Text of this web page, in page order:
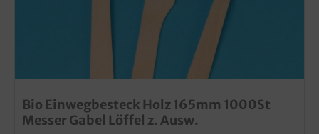
Bio Einwegbesteck Holz 165mm 1000St
Messer Gabel Löffel z. Ausw.